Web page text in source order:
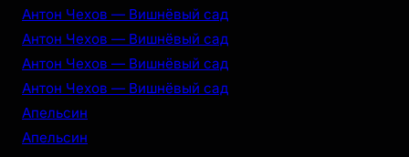
Антон Чехов — Вишнёвый сад
Антон Чехов — Вишнёвый сад
Антон Чехов — Вишнёвый сад
Антон Чехов — Вишнёвый сад
Апельсин
Апельсин